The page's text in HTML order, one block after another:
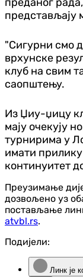
представљају
"Сигурни смо
врхунске
клуб на свим
саопштењу.
Из Џиу-џицу
мају очекују
турнирима у
имати
континуитет
Преузимање
дозвољено уз
постављање
atvbl.rs.
Подијели:
Линк је